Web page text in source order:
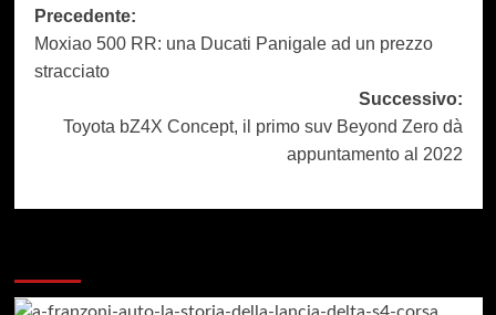
Navigazione
articolo
Precedente:
Moxiao 500 RR: una Ducati Panigale ad un prezzo
stracciato
Successivo:
Toyota bZ4X Concept, il primo suv Beyond Zero dà
appuntamento al 2022